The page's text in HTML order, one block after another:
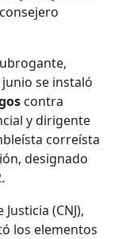
se instaló
contra
y dirigente
correísta
designado
(CNJ),
los elementos